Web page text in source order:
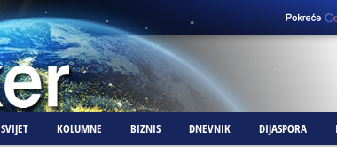
SVIJET KOLUMNE BIZNIS DNEVNIK DIJASPORA